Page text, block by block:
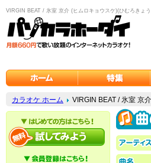
VIRGIN BEAT / 氷室 京介 (ヒムロキョウスケ)(ひむろきょ
カラオケ ホーム VIRGIN BEAT / 氷室 京